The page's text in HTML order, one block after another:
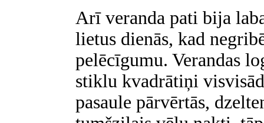
Arī veranda pati bija
lietus dienās, kad
pelēcīgumu. Verandas
stiklu kvadrātiņi
pasaule pārvērtās,